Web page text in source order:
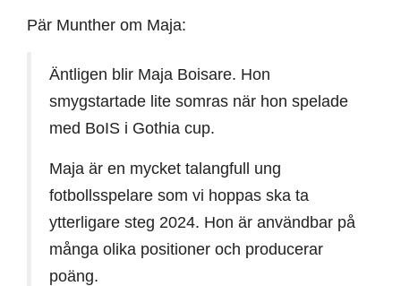
Pär Munther om Maja:
Äntligen blir Maja Boisare. Hon
smygstartade lite somras när hon spelade
med BoIS i Gothia cup.
Maja är en mycket talangfull ung
fotbollsspelare som vi hoppas ska ta
ytterligare steg 2024. Hon är användbar på
många olika positioner och producerar
poäng.